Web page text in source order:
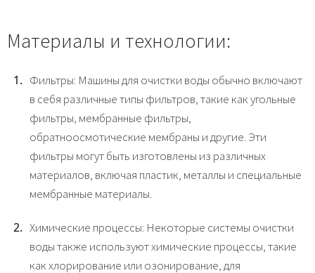
Материалы и технологии:
Фильтры: Машины для очистки воды обычно включают
в себя различные типы фильтров, такие как угольные
фильтры, мембранные фильтры,
обратноосмотические мембраны и другие. Эти
фильтры могут быть изготовлены из различных
материалов, включая пластик, металлы и специальные
мембранные материалы.
Химические процессы: Некоторые системы очистки
воды также используют химические процессы, такие
как хлорирование или озонирование, для